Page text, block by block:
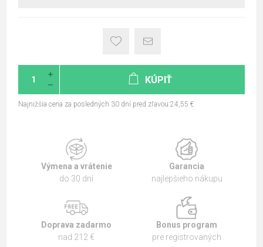
KÚPIŤ
Najnižšia cena za posledných 30 dní pred zľavou:24,55 €
Výmena a vrátenie
do 30 dní
Garancia
najlepšieho nákupu
Doprava zadarmo
nad 212 €
Bonus program
pre registrovaných